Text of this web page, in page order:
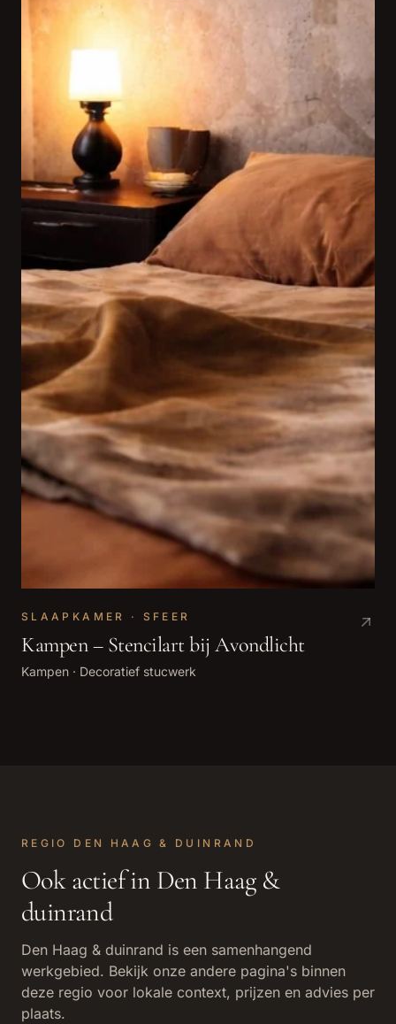
SLAAPKAMER · SFEER
Kampen – Stencilart bij Avondlicht
Kampen · Decoratief stucwerk
REGIO DEN HAAG & DUINRAND
Ook actief in Den Haag &
duinrand
Den Haag & duinrand is een samenhangend
werkgebied. Bekijk onze andere pagina's binnen
deze regio voor lokale context, prijzen en advies per
plaats.